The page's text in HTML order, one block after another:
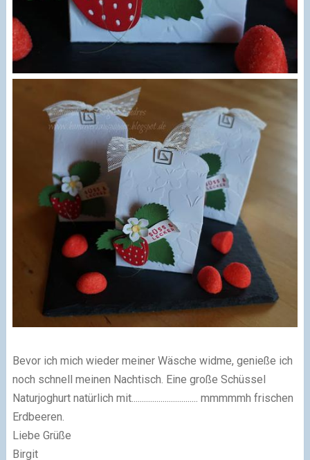
Bevor ich mich wieder meiner Wäsche widme, genieße ich
noch schnell meinen Nachtisch. Eine große Schüssel
Naturjoghurt natürlich mit................................ mmmmmh frischen
Erdbeeren.
Liebe Grüße
Birgit